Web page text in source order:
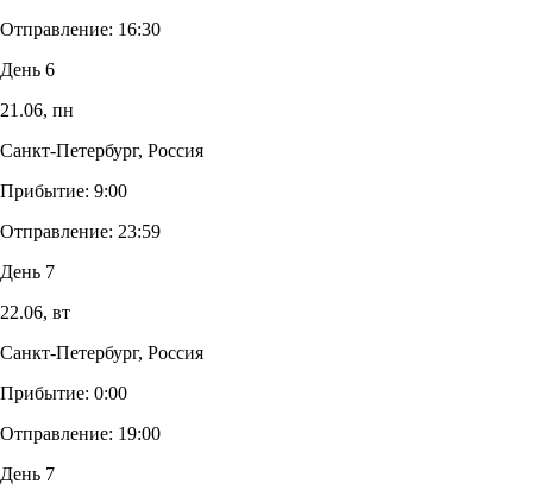
Отправление: 16:30
День 6
21.06, пн
Санкт-Петербург, Россия
Прибытие: 9:00
Отправление: 23:59
День 7
22.06, вт
Санкт-Петербург, Россия
Прибытие: 0:00
Отправление: 19:00
День 7